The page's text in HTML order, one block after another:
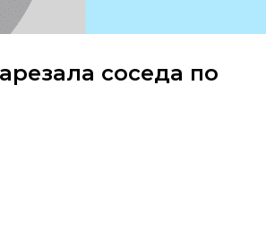
соседа по